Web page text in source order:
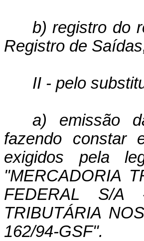
b) registro do
Registro de
II - pelo
a) emissão
fazendo constar
exigidos pela
"MERCADORIA
FEDERAL S/A
TRIBUTÁRIA
162/94-GSF".